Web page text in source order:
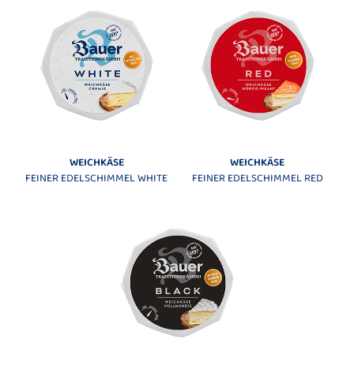
WEICHKÄSE
FEINER EDELSCHIMMEL WHITE
WEICHKÄSE
FEINER EDELSCHIMMEL RED